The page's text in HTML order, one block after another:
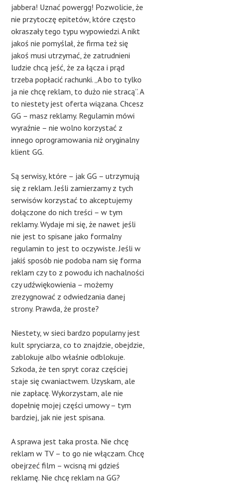
jabbera! Uznać powergg! Pozwolicie, że
nie przytoczę epitetów, które często
okraszały tego typu wypowiedzi. A nikt
jakoś nie pomyślał, że firma też się
jakoś musi utrzymać, że zatrudnieni
ludzie chcą jeść, że za łącza i prąd
trzeba popłacić rachunki. „A bo to tylko
ja nie chcę reklam, to dużo nie stracą”. A
to niestety jest oferta wiązana. Chcesz
GG – masz reklamy. Regulamin mówi
wyraźnie – nie wolno korzystać z
innego oprogramowania niż oryginalny
klient GG.
Są serwisy, które – jak GG – utrzymują
się z reklam. Jeśli zamierzamy z tych
serwisów korzystać to akceptujemy
dołączone do nich treści – w tym
reklamy. Wydaje mi się, że nawet jeśli
nie jest to spisane jako formalny
regulamin to jest to oczywiste. Jeśli w
jakiś sposób nie podoba nam się forma
reklam czy to z powodu ich nachalności
czy udźwiękowienia – możemy
zrezygnować z odwiedzania danej
strony. Prawda, że proste?
Niestety, w sieci bardzo popularny jest
kult spryciarza, co to znajdzie, obejdzie,
zablokuje albo właśnie odblokuje.
Szkoda, że ten spryt coraz częściej
staje się cwaniactwem. Uzyskam, ale
nie zapłacę. Wykorzystam, ale nie
dopełnię mojej części umowy – tym
bardziej, jak nie jest spisana.
A sprawa jest taka prosta. Nie chcę
reklam w TV – to go nie włączam. Chcę
obejrzeć film – wcisną mi gdzieś
reklamę. Nie chcę reklam na GG?